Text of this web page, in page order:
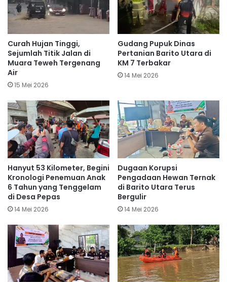
Curah Hujan Tinggi,
Sejumlah Titik Jalan di
Muara Teweh Tergenang
Air
15 Mei 2026
Gudang Pupuk Dinas
Pertanian Barito Utara di
KM 7 Terbakar
14 Mei 2026
Hanyut 53 Kilometer, Begini
Kronologi Penemuan Anak
6 Tahun yang Tenggelam
di Desa Pepas
14 Mei 2026
Dugaan Korupsi
Pengadaan Hewan Ternak
di Barito Utara Terus
Bergulir
14 Mei 2026